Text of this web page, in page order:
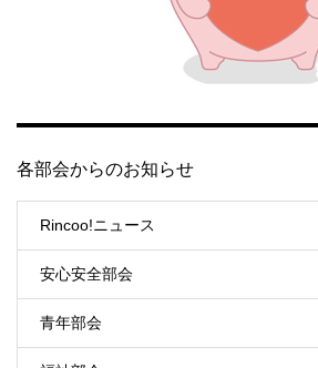
各部会からのお知らせ
Rincoo!ニュース
安心安全部会
青年部会